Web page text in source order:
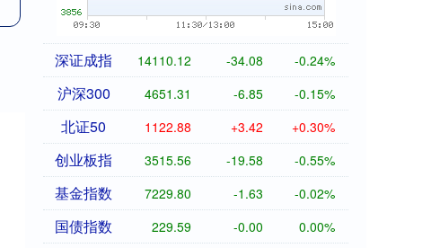
深证成指 14110.12 -34.08 -0.24%
沪深300 4651.31 -6.85 -0.15%
北证50 1122.88 +3.42 +0.30%
创业板指 3515.56 -19.58 -0.55%
基金指数 7229.80 -1.63 -0.02%
国债指数 229.59 -0.00 0.00%